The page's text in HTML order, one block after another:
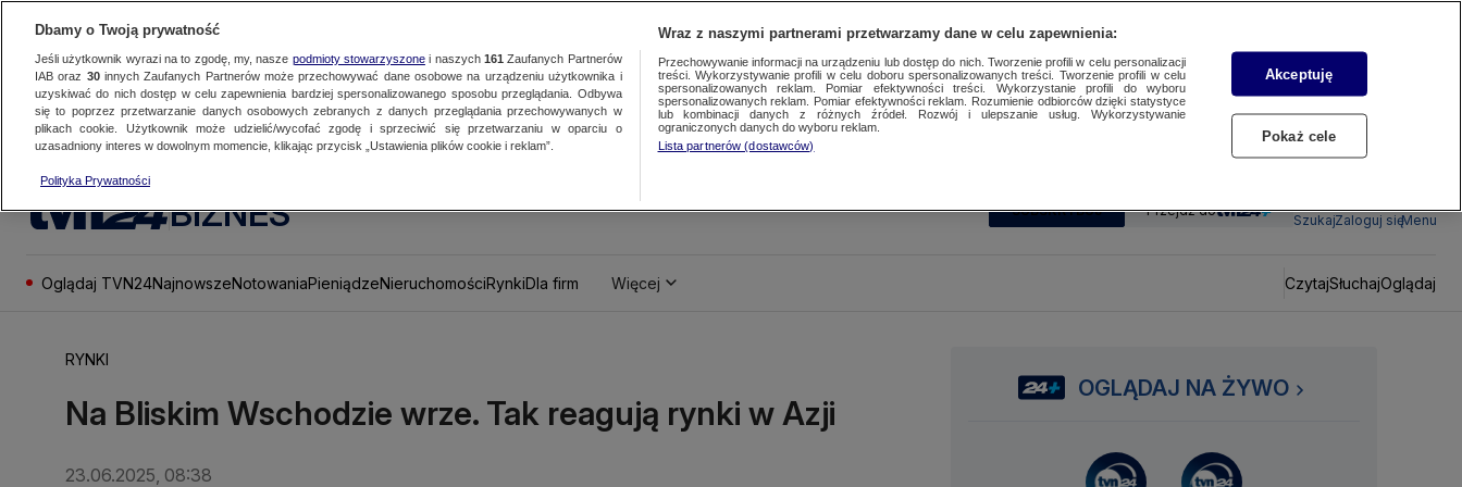
BIZNES SUBSKRYBUJ Przejdź do
SzukajZaloguj sięMenu
Oglądaj TVN24NajnowszeNotowaniaPieniądzeNieruchomościRynkiDla firm Więcej CzytajSłuchajOglądaj
RYNKI
Na Bliskim Wschodzie wrze. Tak reagują rynki w Azji
23.06.2025, 08:38
OGLĄDAJ NA ŻYWO
Dbamy o Twoją prywatność
Jeśli użytkownik wyrazi na to zgodę, my, nasze podmioty stowarzyszonei naszych 161 Zaufanych Partnerów
IAB oraz 30innych Zaufanych Partnerów może przechowywać dane osobowe na urządzeniu użytkownika i
uzyskiwać do nich dostęp w celu zapewnienia bardziej spersonalizowanego sposobu przeglądania. Odbywa
się to poprzez przetwarzanie danych osobowych zebranych z danych przeglądania przechowywanych w
plikach cookie. Użytkownik może udzielić/wycofać zgodę i sprzeciwić się przetwarzaniu w oparciu o
uzasadniony interes w dowolnym momencie, klikając przycisk „Ustawienia plików cookie i reklam”.
Polityka Prywatności
Wraz z naszymi partnerami przetwarzamy dane w celu zapewnienia:
Przechowywanie informacji na urządzeniu lub dostęp do nich. Tworzenie profili w celu personalizacji
treści. Wykorzystywanie profili w celu doboru spersonalizowanych treści. Tworzenie profili w celu
spersonalizowanych reklam. Pomiar efektywności treści. Wykorzystanie profili do wyboru
spersonalizowanych reklam. Pomiar efektywności reklam. Rozumienie odbiorców dzięki statystyce
lub kombinacji danych z różnych źródeł. Rozwój i ulepszanie usług. Wykorzystywanie
ograniczonych danych do wyboru reklam.
Lista partnerów (dostawców)
Akceptuję
Pokaż cele